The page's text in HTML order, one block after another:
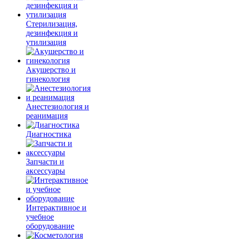
Стерилизация,
дезинфекция и
утилизация
Акушерство и
гинекология
Анестезиология и
реанимация
Диагностика
Запчасти и
аксессуары
Интерактивное и
учебное
оборудование